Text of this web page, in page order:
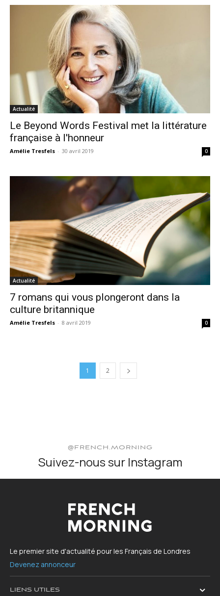
Actualité
Le Beyond Words Festival met la littérature
française à l'honneur
Amélie Tresfels - 30 avril 2019 0
Actualité
7 romans qui vous plongeront dans la
culture britannique
Amélie Tresfels - 8 avril 2019 0
1 2
@FRENCH.MORNING
Suivez-nous sur Instagram
Le premier site d'actualité pour les Français de Londres
Devenez annonceur
LIENS UTILES